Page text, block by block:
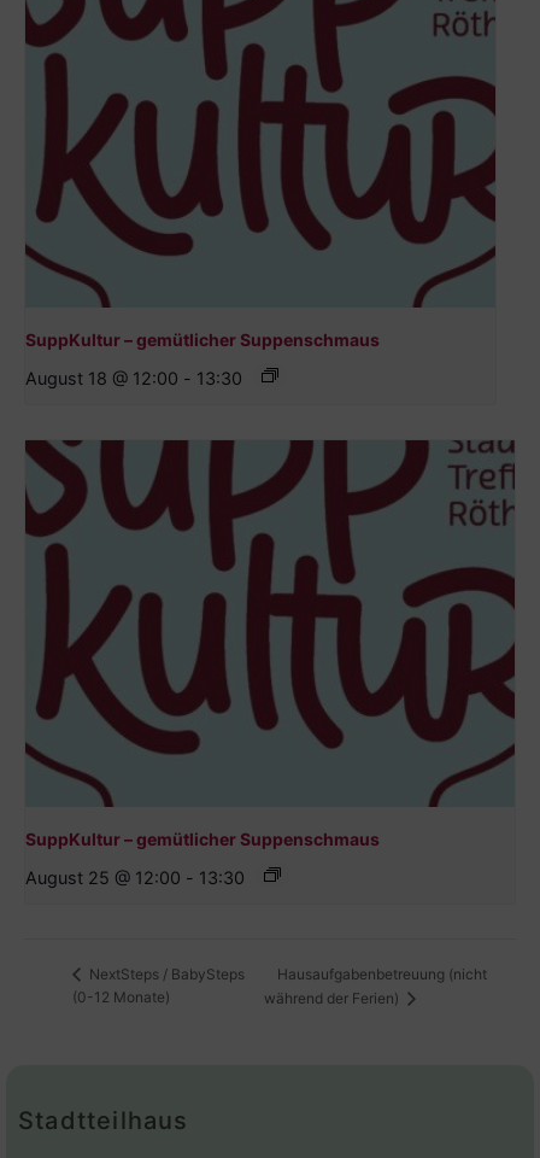
SuppKultur – gemütlicher Suppenschmaus
August 18 @ 12:00 - 13:30
SuppKultur – gemütlicher Suppenschmaus
August 25 @ 12:00 - 13:30
NextSteps / BabySteps
(0-12 Monate)
Hausaufgabenbetreuung (nicht
während der Ferien)
Stadtteilhaus